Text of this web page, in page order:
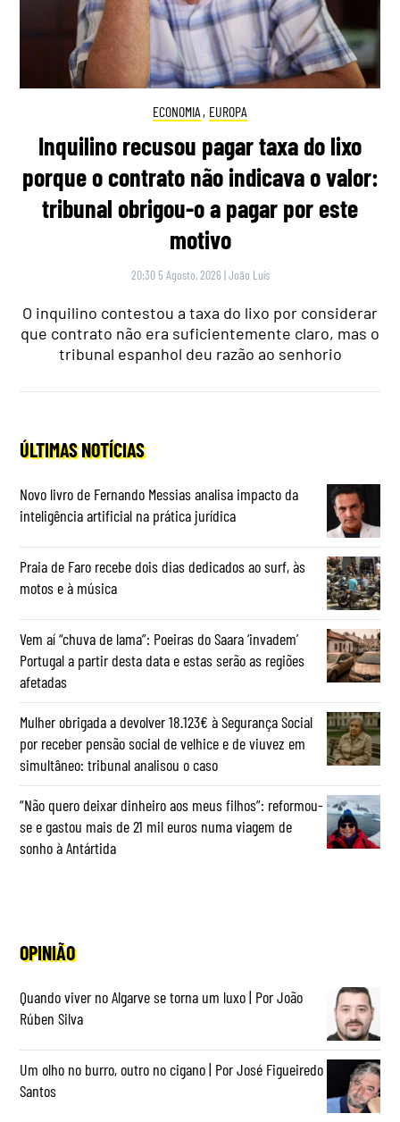
ECONOMIA , EUROPA
Inquilino recusou pagar taxa do lixo
porque o contrato não indicava o valor:
tribunal obrigou-o a pagar por este
motivo
20:30 5 Agosto, 2026 |João Luís
O inquilino contestou a taxa do lixo por considerar
que contrato não era suficientemente claro, mas o
tribunal espanhol deu razão ao senhorio
ÚLTIMAS NOTÍCIAS
Novo livro de Fernando Messias analisa impacto da
inteligência artificial na prática jurídica
Praia de Faro recebe dois dias dedicados ao surf, às
motos e à música
Vem aí “chuva de lama”: Poeiras do Saara ‘invadem’
Portugal a partir desta data e estas serão as regiões
afetadas
Mulher obrigada a devolver 18.123€ à Segurança Social
por receber pensão social de velhice e de viuvez em
simultâneo: tribunal analisou o caso
“Não quero deixar dinheiro aos meus filhos”: reformou-
se e gastou mais de 21 mil euros numa viagem de
sonho à Antártida
OPINIÃO
Quando viver no Algarve se torna um luxo | Por João
Rúben Silva
Um olho no burro, outro no cigano | Por José Figueiredo
Santos